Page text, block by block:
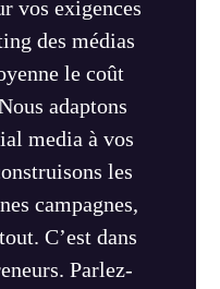
vos exigences
des médias
le coût
adaptons
media à vos
les
campagnes,
C’est dans
Parlez-